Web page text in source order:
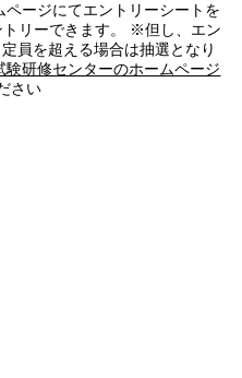
ージにてエントリーシートを
トリーできます。 ※但し、エン
員を超える場合は抽選となり
験研修センターのホームページ
さい